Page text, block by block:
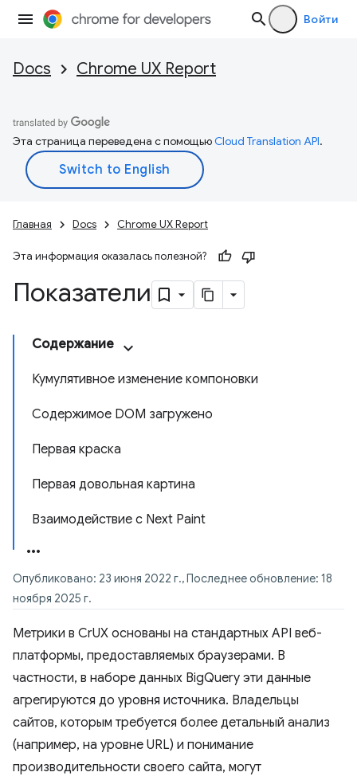
Войти
Docs Chrome UX Report
Эта страница переведена с помощьюCloud Translation API.
Главная Docs Chrome UX Report
Эта информация оказалась полезной?
Показатели
Содержание
Кумулятивное изменение компоновки
Содержимое DOM загружено
Первая краска
Первая довольная картина
Взаимодействие с Next Paint
Опубликовано: 23 июня 2022 г., Последнее обновление: 18
ноября 2025 г.
Метрики в CrUX основаны на стандартных API веб-
платформы, предоставляемых браузерами. В
частности, в наборе данных BigQuery эти данные
агрегируются до уровня источника. Владельцы
сайтов, которым требуется более детальный анализ
(например, на уровне URL) и понимание
производительности своего сайта, могут